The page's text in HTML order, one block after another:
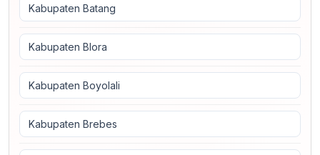
Kabupaten Batang
Kabupaten Blora
Kabupaten Boyolali
Kabupaten Brebes